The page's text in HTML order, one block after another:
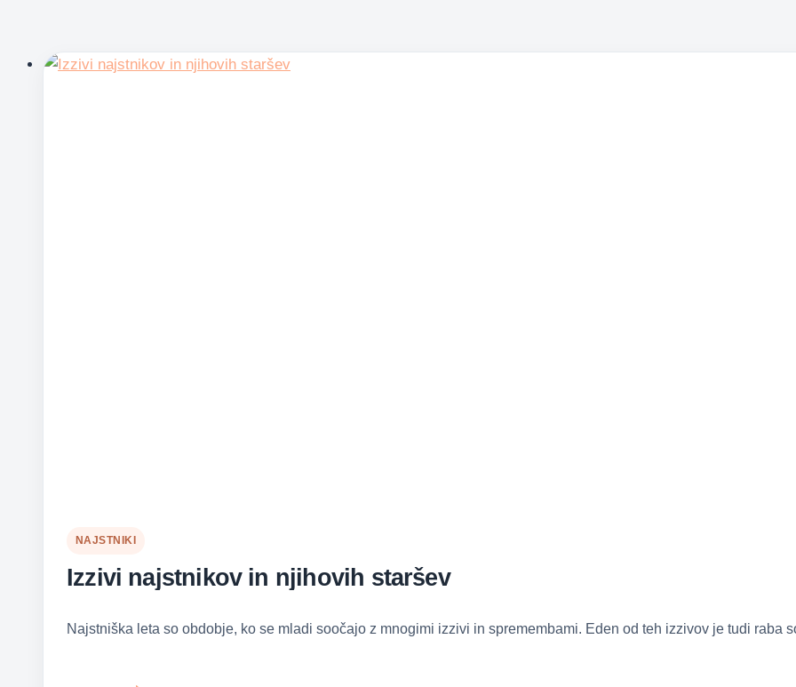
NAJSTNIKI
Izzivi najstnikov in njihovih staršev
Najstniška leta so obdobje, ko se mladi soočajo z mnogimi izzivi in spremembami. Eden od teh izzivov je tudi raba